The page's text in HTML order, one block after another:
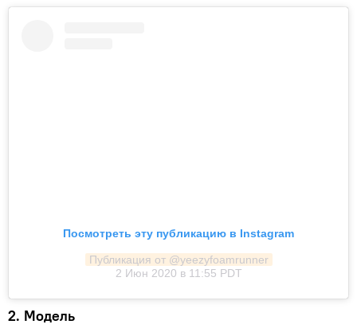
Посмотреть эту публикацию в Instagram
Публикация от @yeezyfoamrunner
2 Июн 2020 в 11:55 PDT
2. Модель